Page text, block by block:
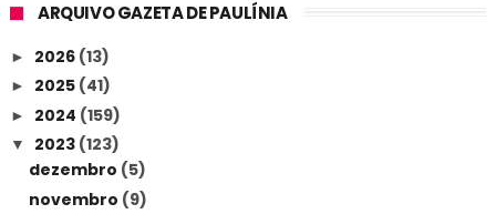
ARQUIVO GAZETA DE PAULÍNIA
► 2026 (13)
► 2025 (41)
► 2024 (159)
▼ 2023 (123)
dezembro (5)
novembro (9)